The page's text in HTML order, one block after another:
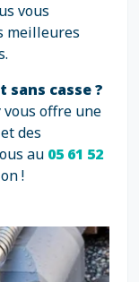
vous
meilleures
sans casse ?
offre une
des
au 05 61 52
!